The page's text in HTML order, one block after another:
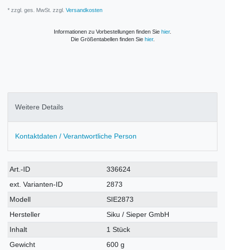
* zzgl. ges. MwSt. zzgl. Versandkosten
Informationen zu Vorbestellungen finden Sie hier.
Die Größentabellen finden Sie hier.
Weitere Details
Kontaktdaten / Verantwortliche Person
Technisches
Merkmal
Wert
Art.-ID
336624
ext. Varianten-ID
2873
Modell
SIE2873
Hersteller
Siku / Sieper GmbH
Inhalt
1 Stück
Gewicht
600 g